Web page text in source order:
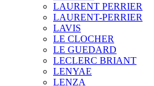
LAURENT PERRIER
LAURENT-PERRIER
LAVIS
LE CLOCHER
LE GUEDARD
LECLERC BRIANT
LENYAE
LENZA